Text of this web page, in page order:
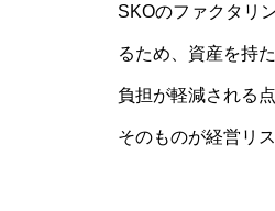
SKOのファクタリ
るため、資産を持
負担が軽減される
そのものが経営リ